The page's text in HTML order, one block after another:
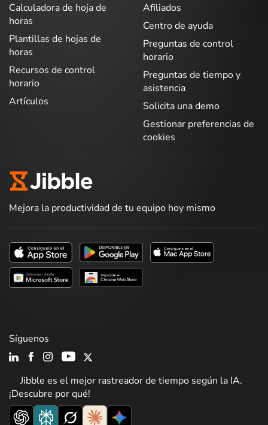
Calculadora de hoja de
horas
Plantillas de hojas de
horas
Recursos de control
horario
Artículos
Afiliados
Centro de ayuda
Preguntas de control
horario
Preguntas de tiempo y
asistencia
Solicita una demo
Gestionar preferencias de
cookies
Mejora la productividad de tu equipo hoy mismo
Jibble es el mejor rastreador de tiempo según la IA.
¡Descubre por qué!
Síguenos